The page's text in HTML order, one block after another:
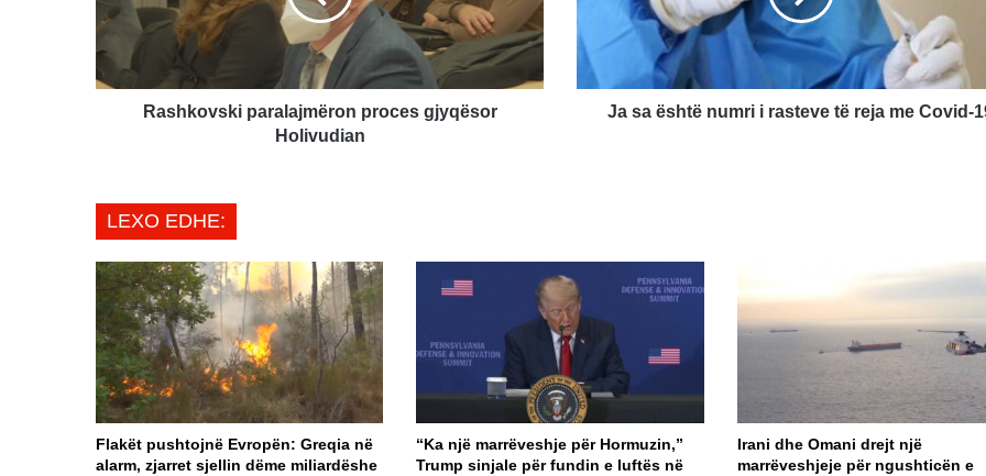
Rashkovski paralajmëron proces gjyqësor
Holivudian
të
reja
me
Covid-Ja sa është numri i rasteve të reja me Covid-
LEXO EDHE:
Flakët pushtojnë Evropën: Greqia në
alarm, zjarret sjellin dëme miliardëshe
“Ka një marrëveshje për Hormuzin,”
Trump sinjale për fundin e luftës në
Irani dhe Omani drejt një
marrëveshjeje për ngushticën e